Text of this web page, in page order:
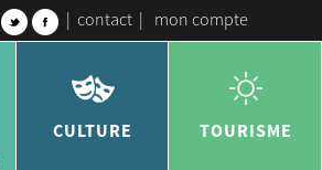
| contact | mon compte
CULTURE TOURISME